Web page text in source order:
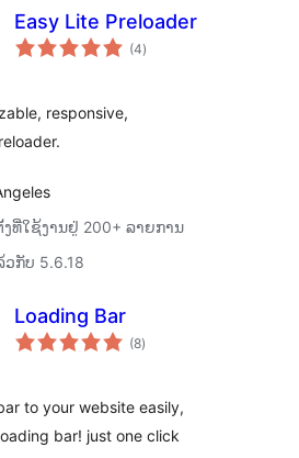
Easy Lite Preloader
(4ຄະແນນ
ທັງໝົດ
)
responsive,
ທີ່ໃຊ້ງານຢູ່ 200+ ລາຍການ
ກັບ 5.6.18
Loading Bar
(8ຄະແນນ
ທັງໝົດ
)
to your website easily,
bar! just one click